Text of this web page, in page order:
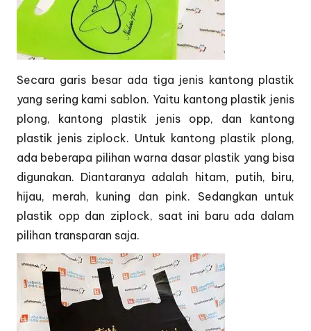
Secara garis besar ada tiga jenis kantong plastik
yang sering kami sablon. Yaitu kantong plastik jenis
plong, kantong plastik jenis opp, dan kantong
plastik jenis ziplock. Untuk kantong plastik plong,
ada beberapa pilihan warna dasar plastik yang bisa
digunakan. Diantaranya adalah hitam, putih, biru,
hijau, merah, kuning dan pink. Sedangkan untuk
plastik opp dan ziplock, saat ini baru ada dalam
pilihan transparan saja.